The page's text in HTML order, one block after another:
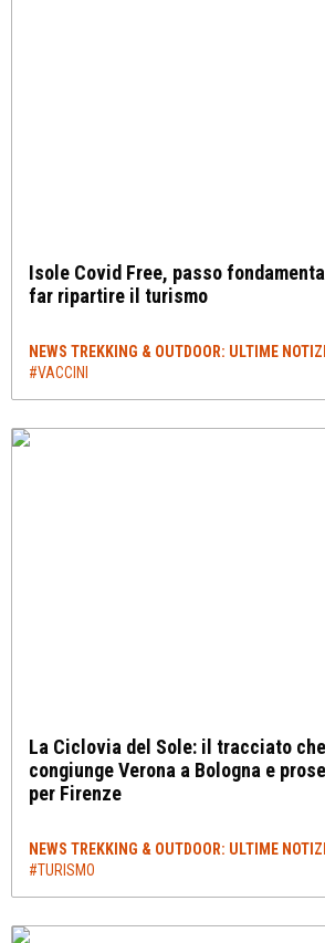
Isole Covid Free, passo
far ripartire il turismo
NEWS TREKKING & OUTDOOR: ULTIME
#VACCINI
La Ciclovia del Sole: il tracciato che
congiunge Verona a Bologna e
per Firenze
NEWS TREKKING & OUTDOOR: ULTIME
#TURISMO